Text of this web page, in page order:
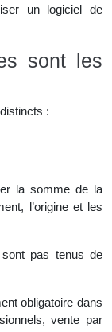
un logiciel de
sont les
:
la somme de la
l’origine et les
pas tenus de
obligatoire dans
vente par